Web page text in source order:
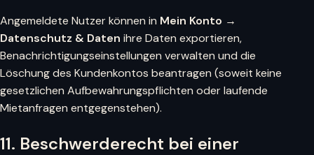
Angemeldete Nutzer können in Mein Konto →
Datenschutz & Daten ihre Daten exportieren,
Benachrichtigungseinstellungen verwalten und die
Löschung des Kundenkontos beantragen (soweit keine
gesetzlichen Aufbewahrungspflichten oder laufende
Mietanfragen entgegenstehen).
11. Beschwerderecht bei einer